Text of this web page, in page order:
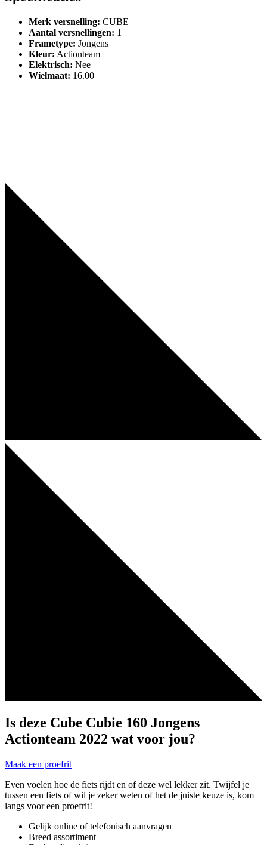
Merk versnelling: CUBE
Aantal versnellingen: 1
Frametype: Jongens
Kleur: Actionteam
Elektrisch: Nee
Wielmaat: 16.00
Is deze Cube Cubie 160 Jongens
Actionteam 2022 wat voor jou?
Maak een proefrit
Even voelen hoe de fiets rijdt en of deze wel lekker zit. Twijfel je
tussen een fiets of wil je zeker weten of het de juiste keuze is, kom
langs voor een proefrit!
Gelijk online of telefonisch aanvragen
Breed assortiment